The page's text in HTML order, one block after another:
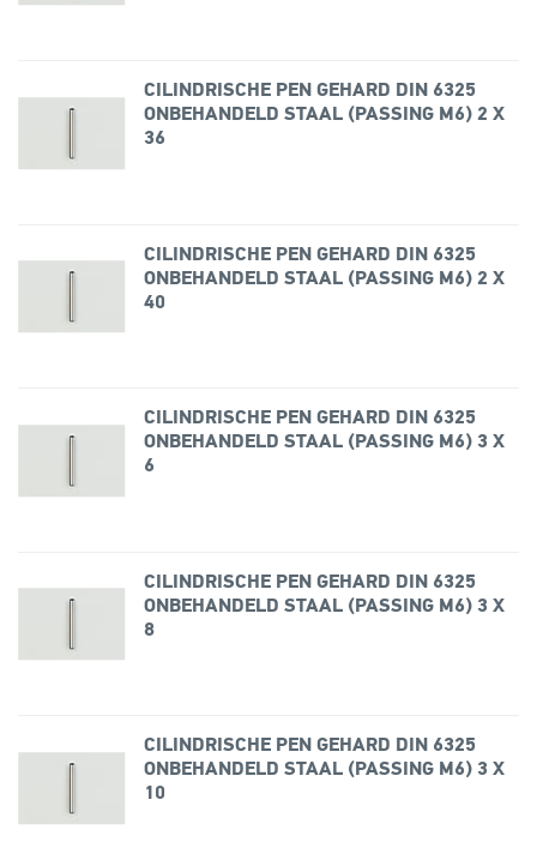
CILINDRISCHE PEN GEHARD DIN 6325
ONBEHANDELD STAAL (PASSING M6) 2 X
36
CILINDRISCHE PEN GEHARD DIN 6325
ONBEHANDELD STAAL (PASSING M6) 2 X
40
CILINDRISCHE PEN GEHARD DIN 6325
ONBEHANDELD STAAL (PASSING M6) 3 X
6
CILINDRISCHE PEN GEHARD DIN 6325
ONBEHANDELD STAAL (PASSING M6) 3 X
8
CILINDRISCHE PEN GEHARD DIN 6325
ONBEHANDELD STAAL (PASSING M6) 3 X
10